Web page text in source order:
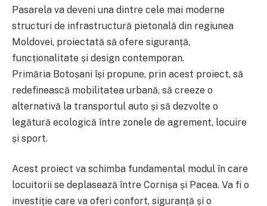
Pasarela va deveni una dintre cele mai moderne
structuri de infrastructură pietonală din regiunea
Moldovei, proiectată să ofere siguranță,
funcționalitate și design contemporan.
Primăria Botoșani își propune, prin acest proiect, să
redefinească mobilitatea urbană, să creeze o
alternativă la transportul auto și să dezvolte o
legătură ecologică între zonele de agrement, locuire
și sport.
Acest proiect va schimba fundamental modul în care
locuitorii se deplasează între Cornișa și Pacea. Va fi o
investiție care va oferi confort, siguranță și o